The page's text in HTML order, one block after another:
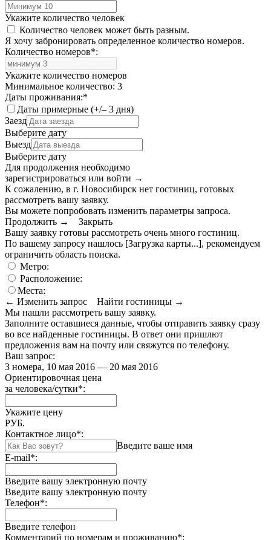
Укажите количество человек
Количество человек может быть разным.
Я хочу забронировать определенное количество номеров.
Количество номеров*:
Укажите количество номеров
Минимальное количество: 3
Даты проживания:*
Даты примерные (+/– 3 дня)
Заезд
Выберите дату
Выезд
Выберите дату
Для продолжения необходимо
зарегистрироваться или войти →
К сожалению, в г. Новосибирск нет гостиниц, готовых
рассмотреть вашу заявку.
Вы можете попробовать изменить параметры запроса.
Продолжить →
Закрыть
Вашу заявку готовы рассмотреть очень много гостиниц.
По вашему запросу нашлось [Загрузка карты...], рекомендуем
ограничить область поиска.
Метро:
Расположение:
Места:
← Изменить запрос
Найти гостиницы →
Мы нашли рассмотреть вашу заявку.
Заполните оставшиеся данные, чтобы отправить заявку сразу
во все найденные гостиницы. В ответ они пришлют
предложения вам на почту или свяжутся по телефону.
Ваш запрос:
3 номера, 10 мая 2016 — 20 мая 2016
Ориентировочная цена
за человека/сутки*:
Укажите цену
РУБ.
Контактное лицо*:
Введите ваше имя
E-mail*:
Введите вашу электронную почту
Введите вашу электронную почту
Телефон*:
Введите телефон
Комментарий по номерам и проживанию*: